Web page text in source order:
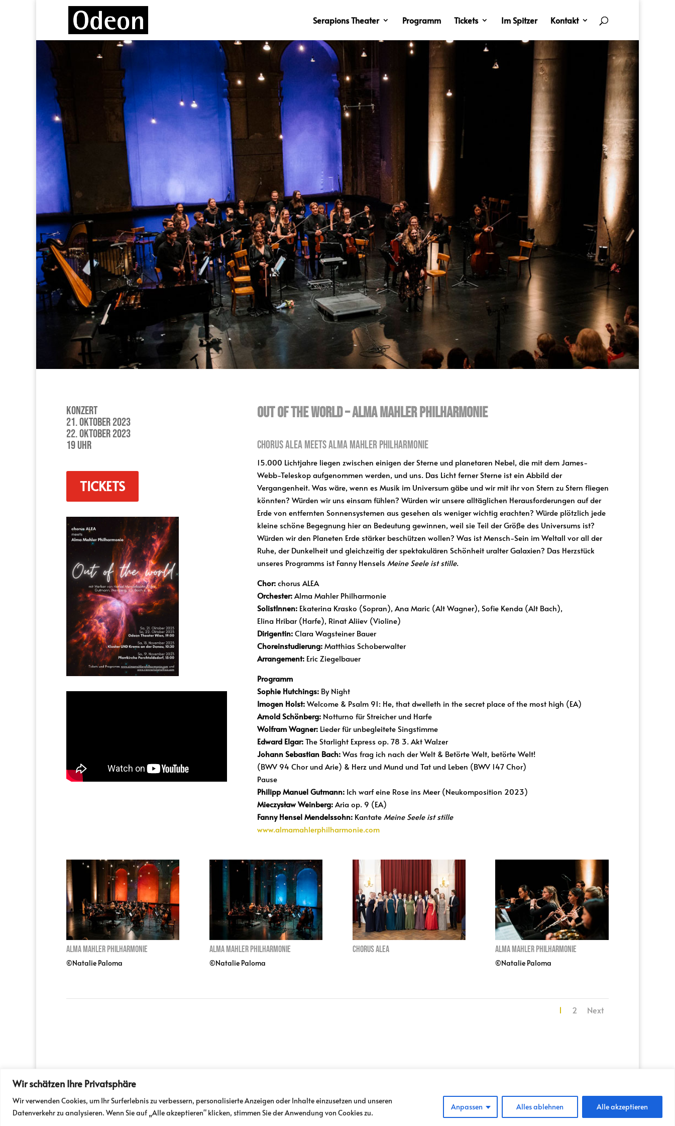
Wir schätzen Ihre Privatsphäre
Wir verwenden Cookies, um Ihr Surferlebnis zu verbessern, personalisierte Anzeigen oder Inhalte einzusetzen und unseren
Datenverkehr zu analysieren. Wenn Sie auf „Alle akzeptieren" klicken, stimmen Sie der Anwendung von Cookies zu.
Anpassen Alles ablehnen Alle akzeptieren
Serapions Theater Programm Tickets Im Spitzer Kontakt
Konzert
21. Oktober 2023
22. Oktober 2023
19 Uhr
TICKETS
Out Of The World – Alma Mahler Philharmonie
Chorus ALEA meets Alma Mahler Philharmonie
15.000 Lichtjahre liegen zwischen einigen der Sterne und planetaren Nebel, die mit dem James-
Webb-Teleskop aufgenommen werden, und uns. Das Licht ferner Sterne ist ein Abbild der
Vergangenheit. Was wäre, wenn es Musik im Universum gäbe und wir mit ihr von Stern zu Stern fliegen
könnten? Würden wir uns einsam fühlen? Würden wir unsere alltäglichen Herausforderungen auf der
Erde von entfernten Sonnensystemen aus gesehen als weniger wichtig erachten? Würde plötzlich jede
kleine schöne Begegnung hier an Bedeutung gewinnen, weil sie Teil der Größe des Universums ist?
Würden wir den Planeten Erde stärker beschützen wollen? Was ist Mensch-Sein im Weltall vor all der
Ruhe, der Dunkelheit und gleichzeitig der spektakulären Schönheit uralter Galaxien? Das Herzstück
unseres Programms ist Fanny Hensels Meine Seele ist stille.
Chor:chorus ALEA
Orchester:Alma Mahler Philharmonie
SolistInnen:Ekaterina Krasko (Sopran), Ana Maric (Alt Wagner), Sofie Kenda (Alt Bach),
Elina Hribar (Harfe), Rinat Aliiev (Violine)
Dirigentin:Clara Wagsteiner Bauer
Choreinstudierung:Matthias Schoberwalter
Arrangement:Eric Ziegelbauer
Programm
Sophie Hutchings:By Night
Imogen Holst:Welcome & Psalm 91: He, that dwelleth in the secret place of the most high (EA)
Arnold Schönberg:Notturno für Streicher und Harfe
Wolfram Wagner:Lieder für unbegleitete Singstimme
Edward Elgar:The Starlight Express op. 78 3. Akt Walzer
Johann Sebastian Bach:Was frag ich nach der Welt & Betörte Welt, betörte Welt!
(BWV 94 Chor und Arie) & Herz und Mund und Tat und Leben (BWV 147 Chor)
Pause
Philipp Manuel Gutmann:Ich warf eine Rose ins Meer (Neukomposition 2023)
Mieczysław Weinberg:Aria op. 9 (EA)
Fanny Hensel Mendelssohn:KantateMeine Seele ist stille
www.almamahlerphilharmonie.com
Alma Mahler Philharmonie
©Natalie Paloma
Alma Mahler Philharmonie
©Natalie Paloma
Chorus ALEA Alma Mahler Philharmonie
©Natalie Paloma
1 2 Next
PRESSE PARTNER
Odeon | Taborstraße 10, 1020 Wien | Tel:01 / 216 51 27|info@odeon.at